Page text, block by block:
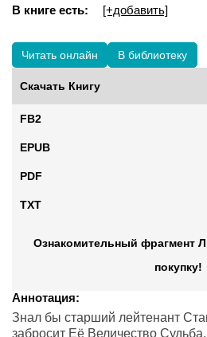
В книге есть: [+добавить]
Читать онлайн В библиотеку
Скачать Книгу
FB2
EPUB
PDF
TXT
Ознакомительный фрагмент
покупку!
Аннотация:
Знал бы старший лейтенант
забросит Её Величество